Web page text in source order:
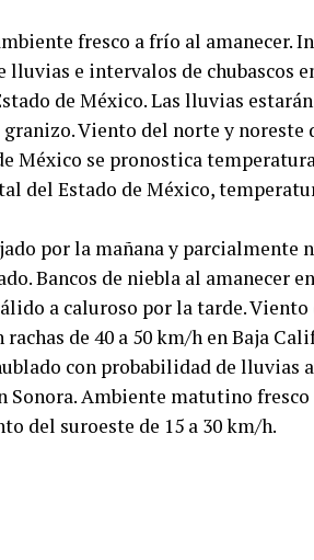
fresco a frío al amanecer.
e intervalos de chubascos
de México. Las lluvias
Viento del norte y noreste
México se pronostica
del Estado de México,
por la mañana y parcialmente
Bancos de niebla al amanecer
a caluroso por la tarde. Viento
de 40 a 50 km/h en Baja
con probabilidad de lluvias
Sonora. Ambiente matutino
del suroeste de 15 a 30 km/h.